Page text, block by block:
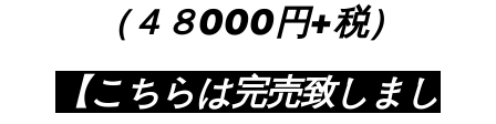
（４８000円+税）
【こちらは完売致しまし